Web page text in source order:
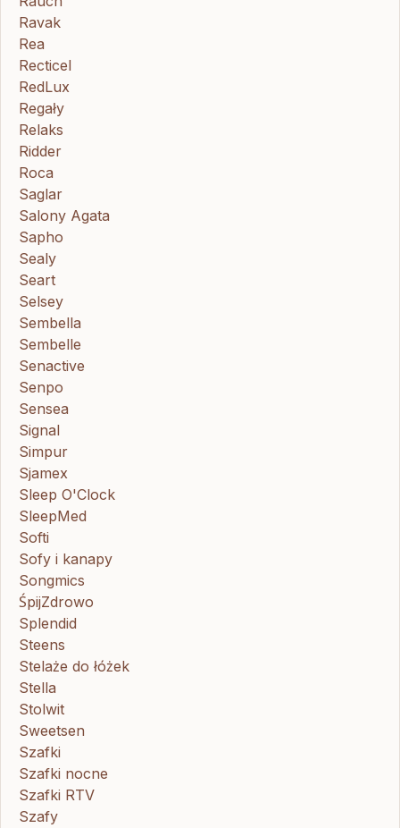
Ravak
Rea
Recticel
RedLux
Regały
Relaks
Ridder
Roca
Saglar
Salony Agata
Sapho
Sealy
Seart
Selsey
Sembella
Sembelle
Senactive
Senpo
Sensea
Signal
Simpur
Sjamex
Sleep O'Clock
SleepMed
Softi
Sofy i kanapy
Songmics
ŚpijZdrowo
Splendid
Steens
Stelaże do łóżek
Stella
Stolwit
Sweetsen
Szafki
Szafki nocne
Szafki RTV
Szafy